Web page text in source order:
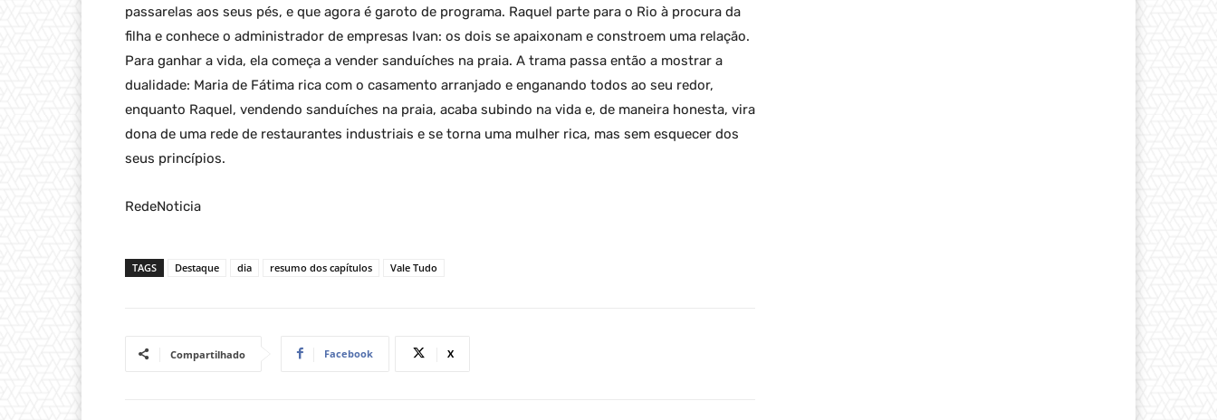
passarelas aos seus pés, e que agora é garoto de programa. Raquel parte para o Rio à procura da
filha e conhece o administrador de empresas Ivan: os dois se apaixonam e constroem uma relação.
Para ganhar a vida, ela começa a vender sanduíches na praia. A trama passa então a mostrar a
dualidade: Maria de Fátima rica com o casamento arranjado e enganando todos ao seu redor,
enquanto Raquel, vendendo sanduíches na praia, acaba subindo na vida e, de maneira honesta, vira
dona de uma rede de restaurantes industriais e se torna uma mulher rica, mas sem esquecer dos
seus princípios.
RedeNoticia
TAGS Destaque dia resumo dos capítulos Vale Tudo
Compartilhado Facebook X